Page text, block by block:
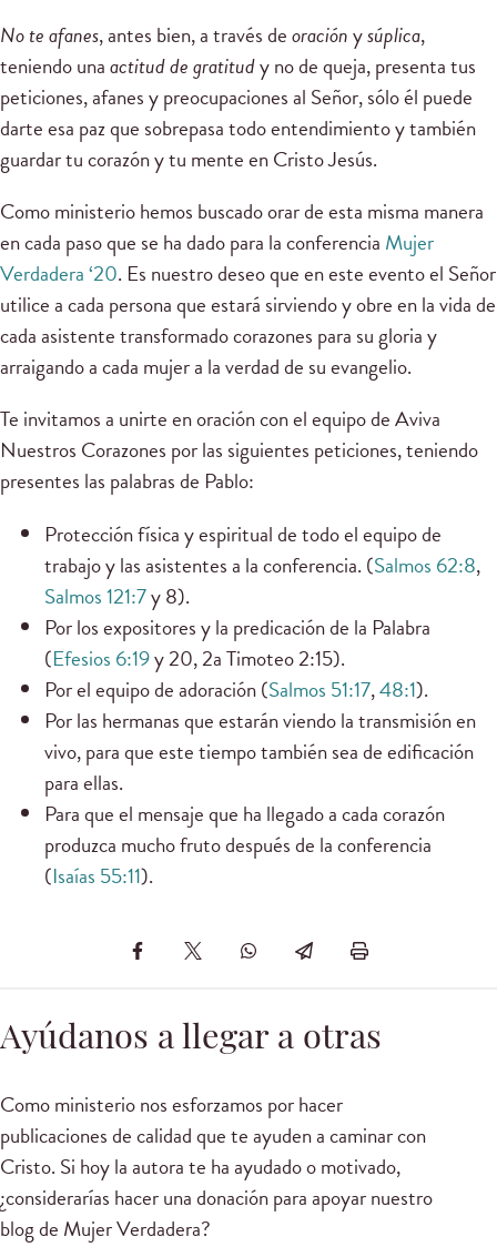
No te afanes, antes bien, a través deoraciónysúplica,
teniendo unaactitud de gratitudy no de queja, presenta tus
peticiones, afanes y preocupaciones al Señor, sólo él puede
darte esa paz que sobrepasa todo entendimiento y también
guardar tu corazón y tu mente en Cristo Jesús.
Como ministerio hemos buscado orar de esta misma manera
en cada paso que se ha dado para la conferencia Mujer
Verdadera ‘20. Es nuestro deseo que en este evento el Señor
utilice a cada persona que estará sirviendo y obre en la vida de
cada asistente transformado corazones para su gloria y
arraigando a cada mujer a la verdad de su evangelio.
Te invitamos a unirte en oración con el equipo de Aviva
Nuestros Corazones por las siguientes peticiones, teniendo
presentes las palabras de Pablo:
Protección física y espiritual de todo el equipo de
trabajo y las asistentes a la conferencia. (Salmos 62:8,
Salmos 121:7y 8).
Por los expositores y la predicación de la Palabra
(Efesios 6:19y 20, 2a Timoteo 2:15).
Por el equipo de adoración (Salmos 51:17,48:1).
Por las hermanas que estarán viendo la transmisión en
vivo, para que este tiempo también sea de edificación
para ellas.
Para que el mensaje que ha llegado a cada corazón
produzca mucho fruto después de la conferencia
(Isaías 55:11).
Ayúdanos a llegar a otras
Como ministerio nos esforzamos por hacer
publicaciones de calidad que te ayuden a caminar con
Cristo. Si hoy la autora te ha ayudado o motivado,
¿considerarías hacer una donación para apoyar nuestro
blog de Mujer Verdadera?